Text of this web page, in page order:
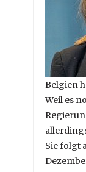
Belgien
Weil es
Sie folgt